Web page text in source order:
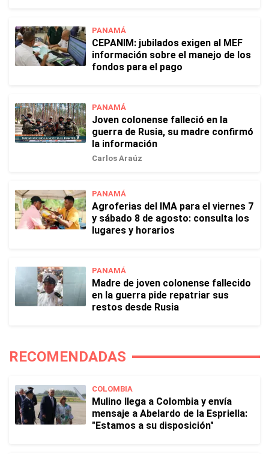
PANAMÁ
CEPANIM: jubilados exigen al MEF
información sobre el manejo de los
fondos para el pago
PANAMÁ
Joven colonense falleció en la
guerra de Rusia, su madre confirmó
la información
Carlos Araúz
PANAMÁ
Agroferias del IMA para el viernes 7
y sábado 8 de agosto: consulta los
lugares y horarios
PANAMÁ
Madre de joven colonense fallecido
en la guerra pide repatriar sus
restos desde Rusia
RECOMENDADAS
COLOMBIA
Mulino llega a Colombia y envía
mensaje a Abelardo de la Espriella:
"Estamos a su disposición"